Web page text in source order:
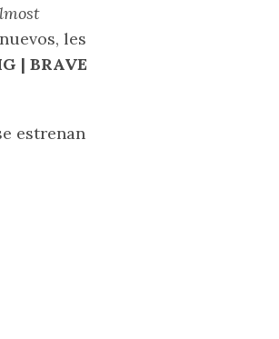
les
| BRAVE
estrenan